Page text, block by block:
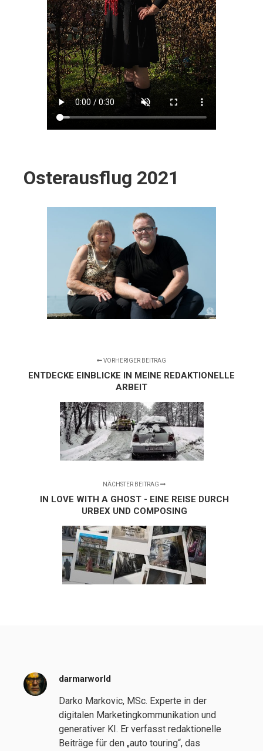
Osterausflug 2021
VORHERIGER BEITRAG
ENTDECKE EINBLICKE IN MEINE REDAKTIONELLE
ARBEIT
NÄCHSTER BEITRAG
IN LOVE WITH A GHOST - EINE REISE DURCH
URBEX UND COMPOSING
darmarworld
Darko Markovic, MSc. Experte in der
digitalen Marketingkommunikation und
generativer KI. Er verfasst redaktionelle
Beiträge für den „auto touring“, das